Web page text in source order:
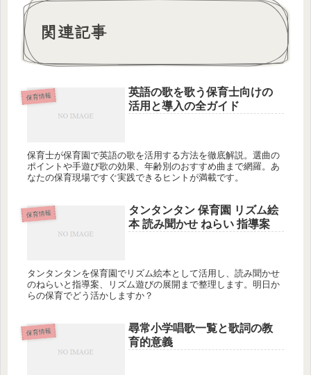
関連記事
保育情報
英語の歌を歌う保育士向けの
活用と導入の全ガイド
保育士が保育園で英語の歌を活用する方法を徹底解説。選曲の
ポイントや手遊び歌の効果、年齢別のおすすめ曲まで網羅。あ
なたの保育現場ですぐ実践できるヒントが満載です。
保育情報
タンタンタン 保育園 リズム絵
本 読み聞かせ ねらい 指導案
タンタンタンを保育園でリズム絵本として活用し、読み聞かせ
のねらいと指導案、リズム遊びの展開まで整理します。明日か
らの保育でどう活かしますか？
保育情報
尋常小学唱歌一覧と歌詞の教
育的意義